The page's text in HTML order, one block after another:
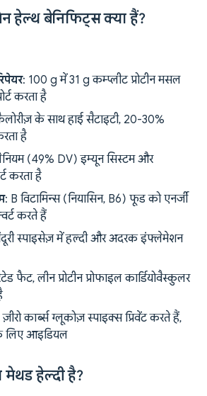
हेल्थ बेनिफिट्स क्या हैं?
: 100 g में 31 g कम्प्लीट प्रोटीन मसल
करता है
के साथ हाई सैटाइटी, 20-30%
है
(49% DV) इम्यून सिस्टम और
करता है
: B विटामिन्स (नियासिन, B6) फूड को एनर्जी
करते हैं
स्पाइसेज़ में हल्दी और अदरक इंफ्लेमेशन
फैट, लीन प्रोटीन प्रोफाइल कार्डियोवैस्कुलर
ज़ीरो कार्ब्स ग्लूकोज़ स्पाइक्स प्रिवेंट करते हैं,
लिए आइडियल
मेथड हेल्दी है?